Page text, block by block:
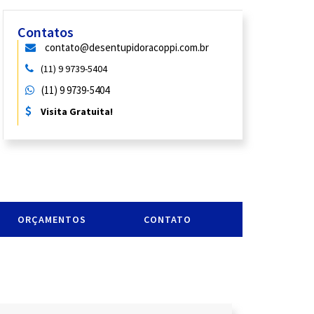
Contatos
contato@desentupidoracoppi.com.br
(11) 9 9739-5404
(11) 9 9739-5404
Visita Gratuita!
ORÇAMENTOS CONTATO